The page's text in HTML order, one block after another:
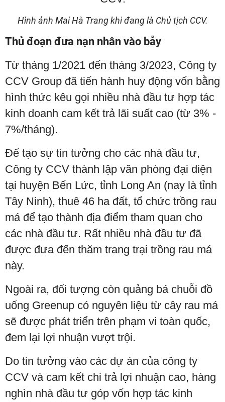
Hình ảnh Mai Hà Trang khi đang là Chủ tịch CCV.
Thủ đoạn đưa nạn nhân vào bẫy
Từ tháng 1/2021 đến tháng 3/2023, Công ty
CCV Group đã tiến hành huy động vốn bằng
hình thức kêu gọi nhiều nhà đầu tư hợp tác
kinh doanh cam kết trả lãi suất cao (từ 3% -
7%/tháng).
Để tạo sự tin tưởng cho các nhà đầu tư,
Công ty CCV thành lập văn phòng đại diện
tại huyện Bến Lức, tỉnh Long An (nay là tỉnh
Tây Ninh), thuê 46 ha đất, tổ chức trồng rau
má để tạo thành địa điểm tham quan cho
các nhà đầu tư. Rất nhiều nhà đầu tư đã
được đưa đến thăm trang trại trồng rau má
này.
Ngoài ra, đối tượng còn quảng bá chuỗi đồ
uống Greenup có nguyên liệu từ cây rau má
sẽ được phát triển trên phạm vi toàn quốc,
đem lại lợi nhuận vượt trội.
Do tin tưởng vào các dự án của công ty
CCV và cam kết chi trả lợi nhuận cao, hàng
nghìn nhà đầu tư góp vốn hợp tác kinh